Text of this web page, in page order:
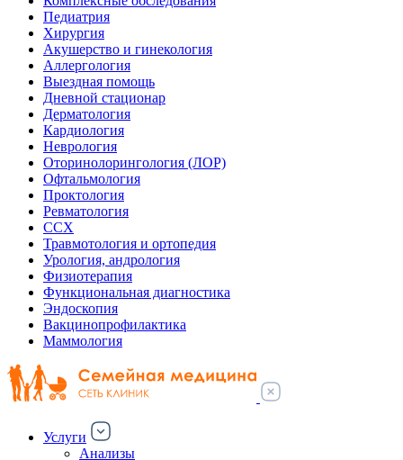
Педиатрия
Хирургия
Акушерство и гинекология
Аллергология
Выездная помощь
Дневной стационар
Дерматология
Кардиология
Неврология
Оторинолорингология (ЛОР)
Офтальмология
Проктология
Ревматология
ССХ
Травмотология и ортопедия
Урология, андрология
Физиотерапия
Функциональная диагностика
Эндоскопия
Вакцинопрофилактика
Маммология
Услуги
Анализы